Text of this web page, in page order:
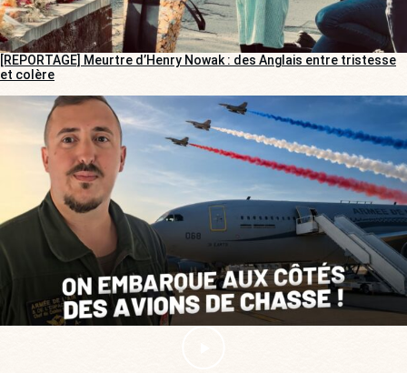
[REPORTAGE] Meurtre d’Henry Nowak : des Anglais entre tristesse
et colère